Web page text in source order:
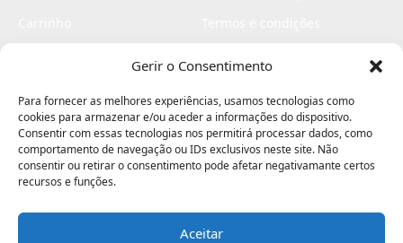
Gerir o Consentimento
Para fornecer as melhores experiências, usamos tecnologias como
cookies para armazenar e/ou aceder a informações do dispositivo.
Consentir com essas tecnologias nos permitirá processar dados, como
comportamento de navegação ou IDs exclusivos neste site. Não
consentir ou retirar o consentimento pode afetar negativamante certos
recursos e funções.
Aceitar
Livro de elogios